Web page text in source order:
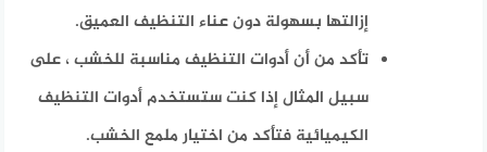
إزالتها بسهولة دون عناء التنظيف العميق.
تأكد من أن أدوات التنظيف مناسبة للخشب ، على
سبيل المثال إذا كنت ستستخدم أدوات التنظيف
الكيميائية فتأكد من اختيار ملمع الخشب.